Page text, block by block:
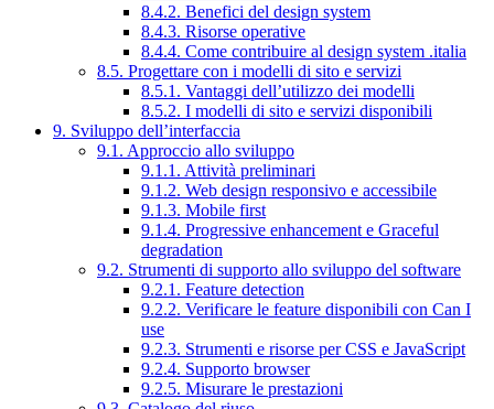
8.4.2. Benefici del design system
8.4.3. Risorse operative
8.4.4. Come contribuire al design system .italia
8.5. Progettare con i modelli di sito e servizi
8.5.1. Vantaggi dell’utilizzo dei modelli
8.5.2. I modelli di sito e servizi disponibili
9. Sviluppo dell’interfaccia
9.1. Approccio allo sviluppo
9.1.1. Attività preliminari
9.1.2. Web design responsivo e accessibile
9.1.3. Mobile first
9.1.4. Progressive enhancement e Graceful
degradation
9.2. Strumenti di supporto allo sviluppo del software
9.2.1. Feature detection
9.2.2. Verificare le feature disponibili con Can I
use
9.2.3. Strumenti e risorse per CSS e JavaScript
9.2.4. Supporto browser
9.2.5. Misurare le prestazioni